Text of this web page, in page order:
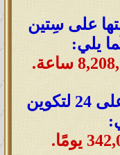
على سِتين
يلي:
.
وبِما أنَّ السَّاعات تُقسَم على 24 لتكوين
.